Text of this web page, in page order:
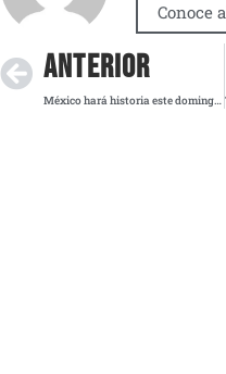
Conoce
ANTERIOR
México hará historia este domingo con su primera elección judicial, señala Sheinbaum